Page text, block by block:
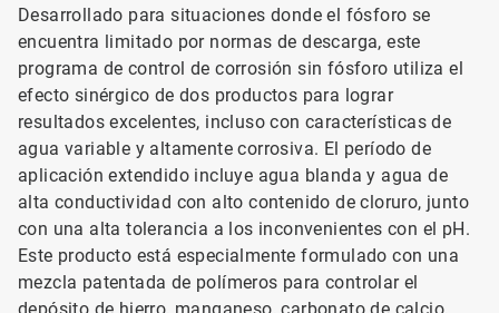
Desarrollado para situaciones donde el fósforo se
encuentra limitado por normas de descarga, este
programa de control de corrosión sin fósforo utiliza el
efecto sinérgico de dos productos para lograr
resultados excelentes, incluso con características de
agua variable y altamente corrosiva. El período de
aplicación extendido incluye agua blanda y agua de
alta conductividad con alto contenido de cloruro, junto
con una alta tolerancia a los inconvenientes con el pH.
Este producto está especialmente formulado con una
mezcla patentada de polímeros para controlar el